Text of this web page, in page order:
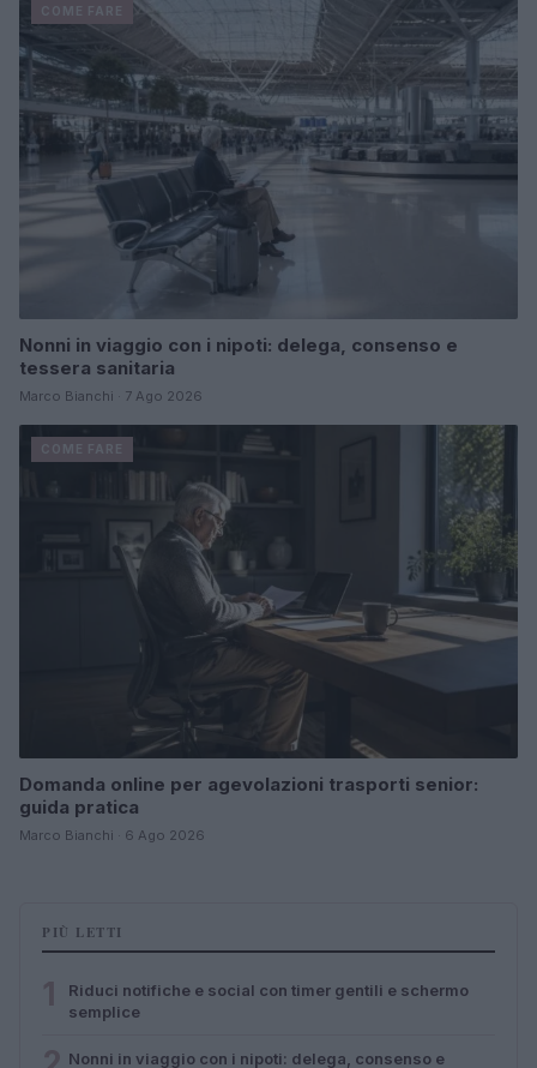
Nonni in viaggio con i nipoti: delega, consenso e
tessera sanitaria
Marco Bianchi · 7 Ago 2026
Domanda online per agevolazioni trasporti senior:
guida pratica
Marco Bianchi · 6 Ago 2026
PIÙ LETTI
Riduci notifiche e social con timer gentili e schermo
semplice
Nonni in viaggio con i nipoti: delega, consenso e